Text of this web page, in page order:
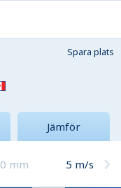
Spara plats
Jämför
0 mm 5 m/s